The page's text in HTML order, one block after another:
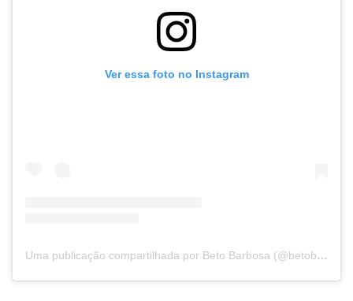
Ver essa foto no Instagram
Uma publicação compartilhada por Beto Barbosa (@betobarbosa)